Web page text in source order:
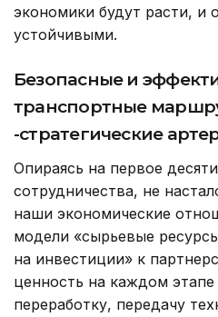
экономики будут расти, и
устойчивыми.
Безопасные и
транспортные
-стратегические
Опираясь на первое
сотрудничества, не
наши экономические
модели «сырьевые
на инвестиции» к
ценность на каждом
переработку, передачу